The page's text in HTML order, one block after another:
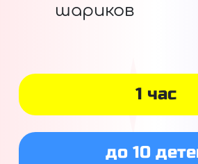
шариков
1 час
до 10